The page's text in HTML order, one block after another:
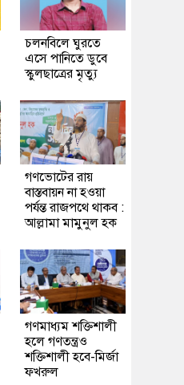
চলনবিলে ঘুরতে
এসে পানিতে ডুবে
স্কুলছাত্রের মৃত্যু
গণভোটের রায়
বাস্তবায়ন না হওয়া
পর্যন্ত রাজপথে থাকব :
আল্লামা মামুনুল হক
গণমাধ্যম শক্তিশালী
হলে গণতন্ত্রও
শক্তিশালী হবে-মির্জা
ফখরুল